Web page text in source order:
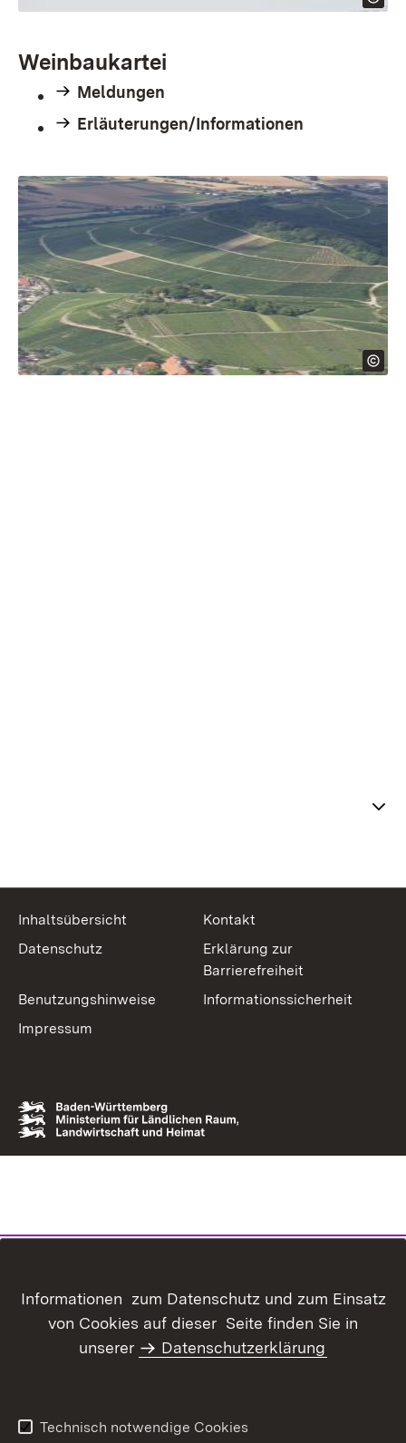
Weinbaukartei
Meldungen
Erläuterungen/Informationen
Inhaltsübersicht
Kontakt
Datenschutz
Erklärung zur
Barrierefreiheit
Benutzungshinweise
Informationssicherheit
Impressum
Informationen zum Datenschutz und zum Einsatz
von Cookies auf dieser Seite finden Sie in
unserer
Datenschutzerklärung
Technisch notwendige Cookies